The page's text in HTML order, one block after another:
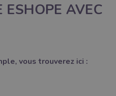
AVEC
vous trouverez ici :